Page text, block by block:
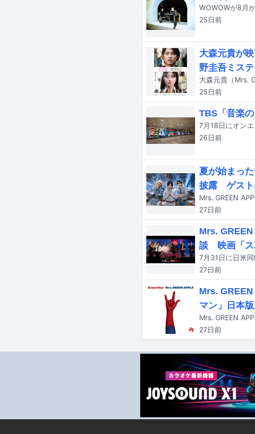
WOWOWが8月
25日前
大森元貴が
野圭吾ミス
25日前
TBS「音楽
26日前
夏が始まっ
披露 ゲスト
Mrs. GREEN
27日前
Mrs.
談 映画「ス
27日前
Mrs.
マン」日本
27日前